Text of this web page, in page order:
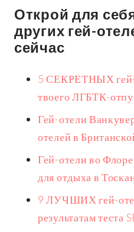
Открой для
других гей-
сейчас
5 СЕКРЕТНЫХ гей-
твоего ЛГБТК-
Гей-отели
отелей в
Гей-отели во
для отдыха в
9 ЛУЧШИХ гей-
результатам теста